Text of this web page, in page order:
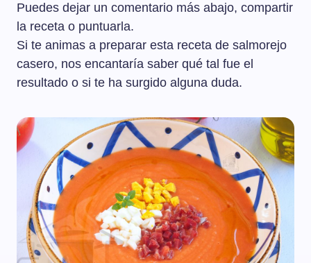
Puedes dejar un comentario más abajo, compartir
la receta o puntuarla.
Si te animas a preparar esta receta de salmorejo
casero, nos encantaría saber qué tal fue el
resultado o si te ha surgido alguna duda.